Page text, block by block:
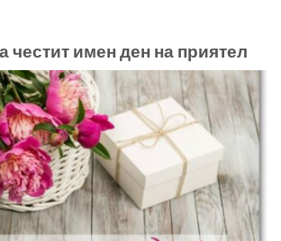
честит имен ден на приятел